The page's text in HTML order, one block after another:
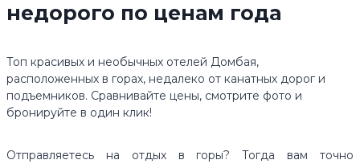
недорого по ценам года
Топ красивых и необычных отелей Домбая,
расположенных в горах, недалеко от канатных дорог и
подъемников. Сравнивайте цены, смотрите фото и
бронируйте в один клик!
Отправляетесь на отдых в горы? Тогда вам точно